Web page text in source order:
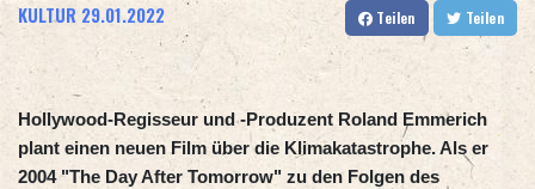
KULTUR 29.01.2022 Teilen Teilen
Hollywood-Regisseur und -Produzent Roland Emmerich
plant einen neuen Film über die Klimakatastrophe. Als er
2004 "The Day After Tomorrow" zu den Folgen des